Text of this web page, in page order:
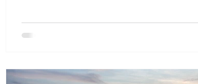
的推销 → 客户讨厌我 → 我是一个失败者。这不